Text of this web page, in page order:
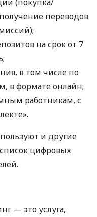
(покупка/
переводов
на срок от 7
в том числе по
в формате онлайн;
работникам, с
и другие
цифровых
— это услуга,